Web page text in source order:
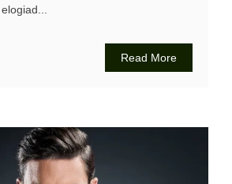
Read More